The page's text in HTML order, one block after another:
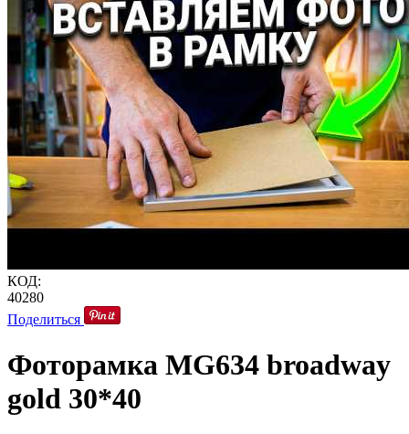
КОД:
40280
Поделиться
Фоторамка MG634 broadway
gold 30*40